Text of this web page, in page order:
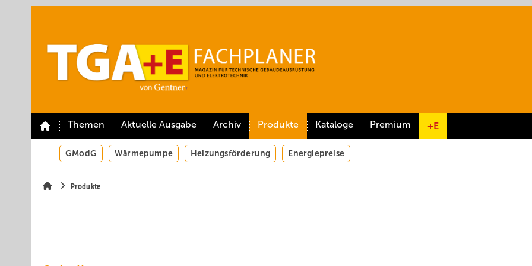
Themen Aktuelle Ausgabe Archiv Produkte Kataloge Premium +E
GModG Wärmepumpe Heizungsförderung Energiepreise
Produkte